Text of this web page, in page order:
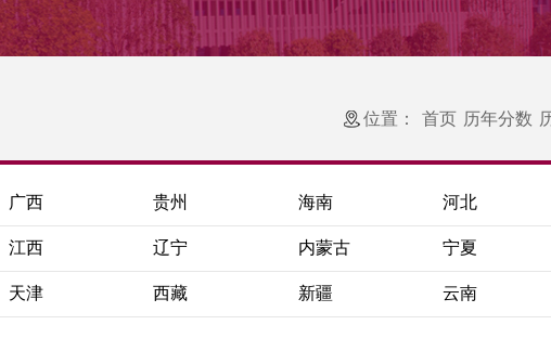
位置： 首页 历年分数
广西 贵州 海南 河北
江西 辽宁 内蒙古 宁夏
天津 西藏 新疆 云南